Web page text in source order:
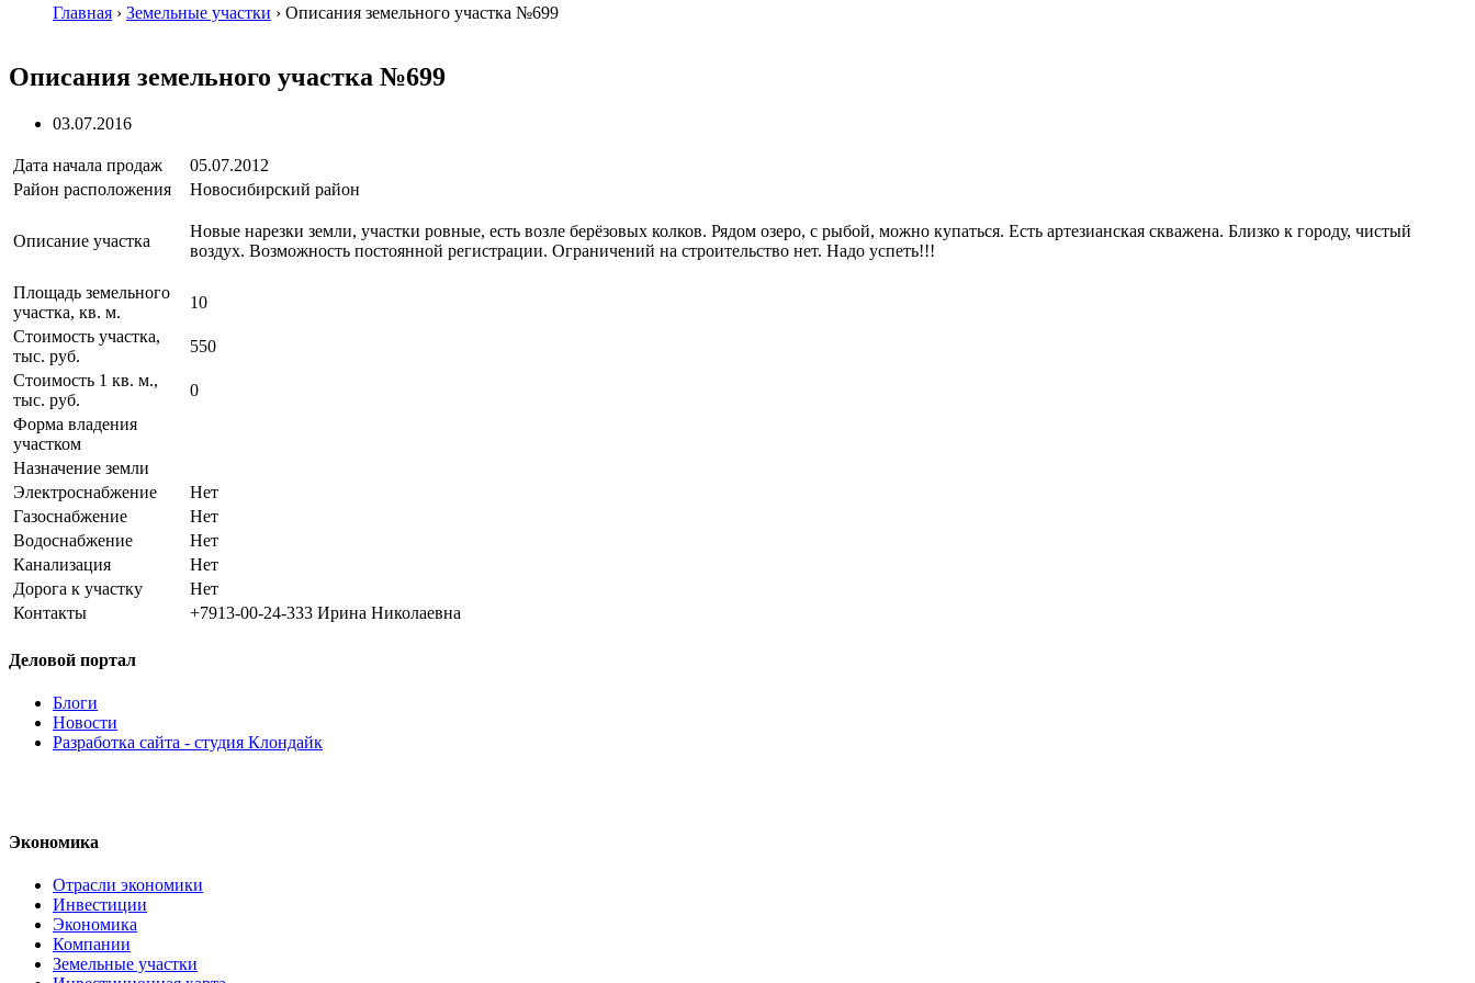
Главная › Земельные участки › Описания земельного участка №699
Описания земельного участка №699
03.07.2016
Дата начала продаж
05.07.2012
Район расположения
Новосибирский район
Описание участка
Новые нарезки земли, участки ровные, есть возле берёзовых колков. Рядом озеро, с рыбой, можно купаться. Есть артезианская скважена. Близко к городу, чистый
воздух. Возможность постоянной регистрации. Ограничений на строительство нет. Надо успеть!!!
Площадь земельного
участка, кв. м.
10
Стоимость участка,
тыс. руб.
550
Стоимость 1 кв. м.,
тыс. руб.
0
Форма владения
участком
Назначение земли
Электроснабжение
Нет
Газоснабжение
Нет
Водоснабжение
Нет
Канализация
Нет
Дорога к участку
Нет
Контакты
+7913-00-24-333 Ирина Николаевна
Деловой портал
Блоги
Новости
Разработка сайта - студия Клондайк
Экономика
Отрасли экономики
Инвестиции
Экономика
Компании
Земельные участки